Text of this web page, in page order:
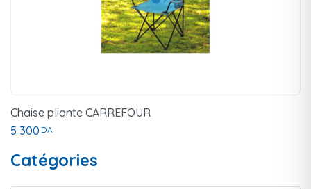
Catégories
Chaise pliante CARREFOUR
5 300 DA